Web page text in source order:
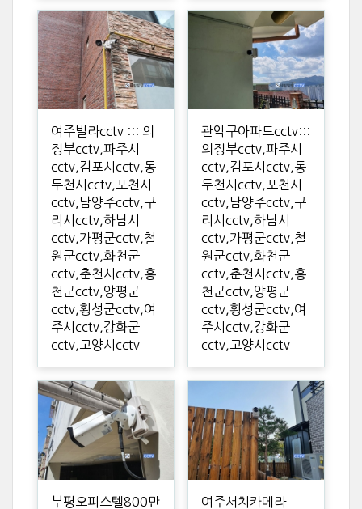
여주빌라cctv ::: 의
정부cctv,파주시
cctv,김포시cctv,동
두천시cctv,포천시
cctv,남양주cctv,구
리시cctv,하남시
cctv,가평군cctv,철
원군cctv,화천군
cctv,춘천시cctv,홍
천군cctv,양평군
cctv,횡성군cctv,여
주시cctv,강화군
cctv,고양시cctv
관악구아파트cctv:::
의정부cctv,파주시
cctv,김포시cctv,동
두천시cctv,포천시
cctv,남양주cctv,구
리시cctv,하남시
cctv,가평군cctv,철
원군cctv,화천군
cctv,춘천시cctv,홍
천군cctv,양평군
cctv,횡성군cctv,여
주시cctv,강화군
cctv,고양시cctv
부평오피스텔800만
여주서치카메라